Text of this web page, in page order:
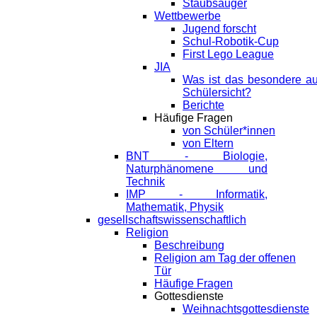
Staubsauger
Wettbewerbe
Jugend forscht
Schul-Robotik-Cup
First Lego League
JIA
Was ist das besondere
Schülersicht?
Berichte
Häufige Fragen
von Schüler*innen
von Eltern
BNT - Biologie,
Naturphänomene und
Technik
IMP - Informatik,
Mathematik, Physik
gesellschaftswissenschaftlich
Religion
Beschreibung
Religion am Tag der offenen
Tür
Häufige Fragen
Gottesdienste
Weihnachtsgottesdienste